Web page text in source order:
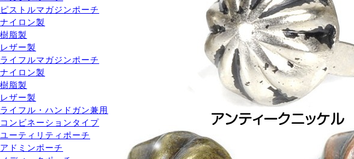
ピストルマガジンポーチ
ナイロン製
樹脂製
レザー製
ライフルマガジンポーチ
ナイロン製
樹脂製
レザー製
ライフル・ハンドガン兼用
コンビネーションタイプ
ユーティリティポーチ
アドミンポーチ